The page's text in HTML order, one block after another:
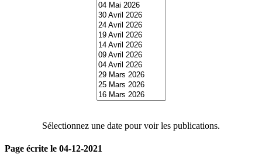
Sélectionnez une date pour voir les publications.
Page écrite le 04-12-2021